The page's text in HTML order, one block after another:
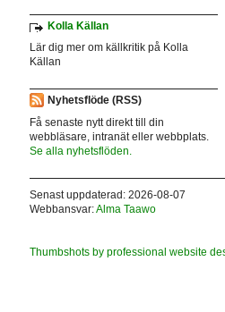
Kolla Källan
Lär dig mer om källkritik på Kolla
Källan
Nyhetsflöde (RSS)
Få senaste nytt direkt till din
webbläsare, intranät eller webbplats.
Se alla nyhetsflöden.
Senast uppdaterad: 2026-08-07
Webbansvar:Alma Taawo
Thumbshots by professional website